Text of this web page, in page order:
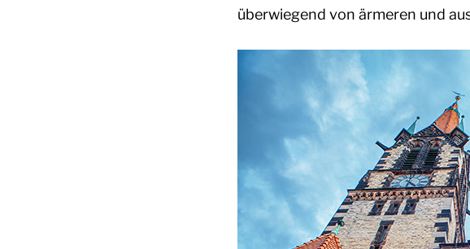
überwiegend von ärmeren und